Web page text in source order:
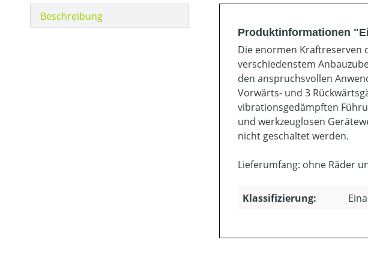
Beschreibung
Produktinformationen
Die enormen Kraftreserven
verschiedenstem
den anspruchsvollen
Vorwärts- und 3
vibrationsgedämpften
und werkzeuglosen
nicht geschaltet werden.
Lieferumfang: ohne Räder
Klassifizierung: